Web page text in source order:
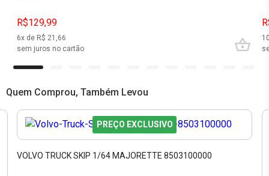
R$129,99
6x de R$ 21,66
sem juros no cartão
Quem Comprou, Também Levou
PREÇO EXCLUSIVO
VOLVO TRUCK SKIP 1/64 MAJORETTE 8503100000